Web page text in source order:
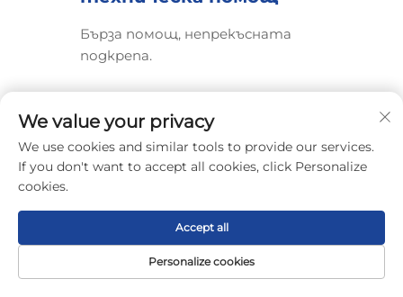
Бърза помощ, непрекъсната
подкрепа.
Получете безплатна
Нашият представител ще се свърже с вас
Начало Продукт За нас Контакт
We value your privacy
We use cookies and similar tools to provide our services.
If you don't want to accept all cookies, click Personalize
cookies.
Personalize cookies
Accept all